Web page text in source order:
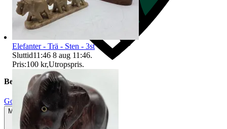
Beskrivning
Gott använt skick
Mindre tecken på användning
Elefanter - Trä - Sten - 3st
Sluttid11:46 8 aug 11:46.
Pris:100 kr,Utropspris.